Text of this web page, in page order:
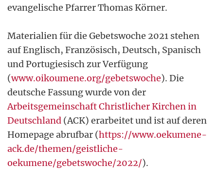
evangelische Pfarrer Thomas Körner.
Materialien für die Gebetswoche 2021 stehen
auf Englisch, Französisch, Deutsch, Spanisch
und Portugiesisch zur Verfügung
(www.oikoumene.org/gebetswoche). Die
deutsche Fassung wurde von der
Arbeitsgemeinschaft Christlicher Kirchen in
Deutschland (ACK) erarbeitet und ist auf deren
Homepage abrufbar (https://www.oekumene-
ack.de/themen/geistliche-
oekumene/gebetswoche/2022/).